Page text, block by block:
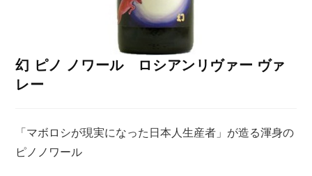
幻 ピノ ノワール ロシアンリヴァー ヴァ
レー
「マボロシが現実になった日本人生産者」が造る渾身の
ピノノワール